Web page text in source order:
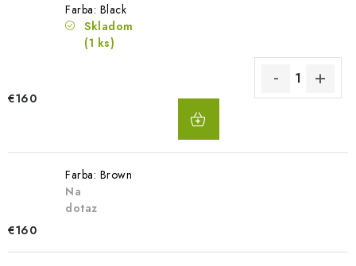
Farba: Black
Skladom
(1 ks)
€160
Farba: Brown
Na
dotaz
€160